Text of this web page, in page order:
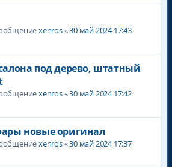
xenros«30 май 2024 17:43
под дерево, штатный
xenros«30 май 2024 17:42
новые оригинал
xenros«30 май 2024 17:37